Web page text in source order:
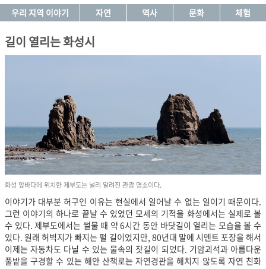
우리 지역 이야기 자연 역사 문화 체험
길이 열리는 화성시
화성 앞바다에 위치한 제부도는 널리 알려진 관광 명소이다.
이야기가 대부분 허구인 이유는 현실에서 일어날 수 없는 일이기 때문이다.
그런 이야기의 하나로 끝날 수 있었던 모세의 기적을 화성에서는 실제로 볼
수 있다. 제부도에서는 썰물 때 약 6시간 동안 바닷길이 열리는 모습을 볼 수
있다. 원래 허벅지가 빠지는 펄 길이었지만, 80년대 말에 시멘트 포장을 해서
이제는 자동차도 다닐 수 있는 물속의 찻길이 되었다. 기암괴석과 아름다운
풀밭을 구경할 수 있는 해안 산책로는 자연경관을 해치지 않도록 자연 친화